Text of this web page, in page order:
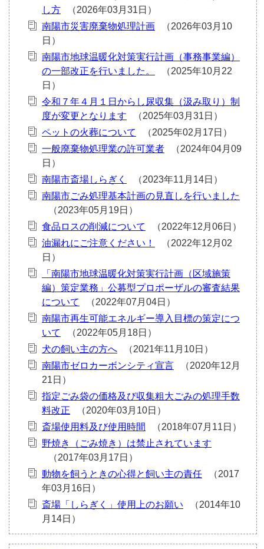
し方
南陽市災害廃棄物処理計画
南陽市地球温暖化対策実行計画（事務事業編）
の一部改正を行いました。
令和７年４月１日からし尿収集（汲み取り）制
度が変更となります
ペットの火葬について
一般廃棄物処理業の許可業者
南陽市斎場しらぎく
南陽市ごみ処理基本計画の見直しを行いました
⾷品ロスの削減について
油漏れにご注意ください！
「南陽市地球温暖化対策実行計画（区域施策
編）策定業務」公募型プロポーザルの審査結果
について
南陽市再生可能エネルギー導入目標の策定につ
いて
犬の飼い主の方へ
南陽市ゼロカーボンシティ宣言
指定ごみ袋の価格及び収集粗大ごみの処理手数
料改正
斎場使用料及び使用時間
野焼き（ごみ焼き）は禁止されています
動物を飼うときの心得と飼い主の責任
斎場「しらぎく」使用上のお願い